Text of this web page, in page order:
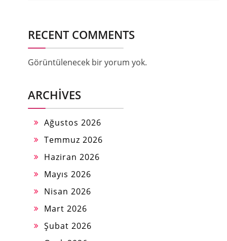
RECENT COMMENTS
Görüntülenecek bir yorum yok.
ARCHIVES
Ağustos 2026
Temmuz 2026
Haziran 2026
Mayıs 2026
Nisan 2026
Mart 2026
Şubat 2026